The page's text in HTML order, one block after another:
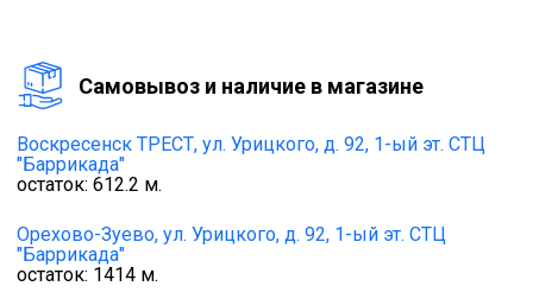
Cамовывоз и наличие в магазине
Воскресенск ТРЕСТ, ул. Урицкого, д. 92, 1-ый эт. СТЦ
"Баррикада"
остаток: 612.2 м.
Орехово-Зуево, ул. Урицкого, д. 92, 1-ый эт. СТЦ
"Баррикада"
остаток: 1414 м.